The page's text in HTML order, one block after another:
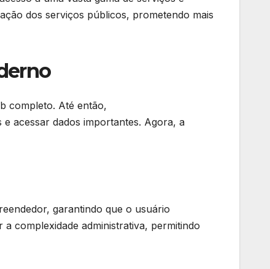
dos serviços públicos, prometendo mais
completo. Até então,
acessar dados importantes. Agora, a
garantindo que o usuário
complexidade administrativa, permitindo